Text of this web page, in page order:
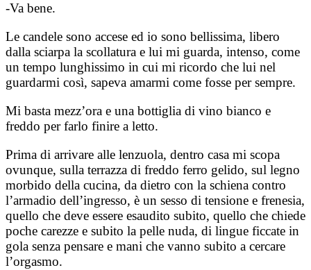
-Va bene.
Le candele sono accese ed io sono bellissima, libero
dalla sciarpa la scollatura e lui mi guarda, intenso, come
un tempo lunghissimo in cui mi ricordo che lui nel
guardarmi così, sapeva amarmi come fosse per sempre.
Mi basta mezz’ora e una bottiglia di vino bianco e
freddo per farlo finire a letto.
Prima di arrivare alle lenzuola, dentro casa mi scopa
ovunque, sulla terrazza di freddo ferro gelido, sul legno
morbido della cucina, da dietro con la schiena contro
l’armadio dell’ingresso, è un sesso di tensione e frenesia,
quello che deve essere esaudito subito, quello che chiede
poche carezze e subito la pelle nuda, di lingue ficcate in
gola senza pensare e mani che vanno subito a cercare
l’orgasmo.